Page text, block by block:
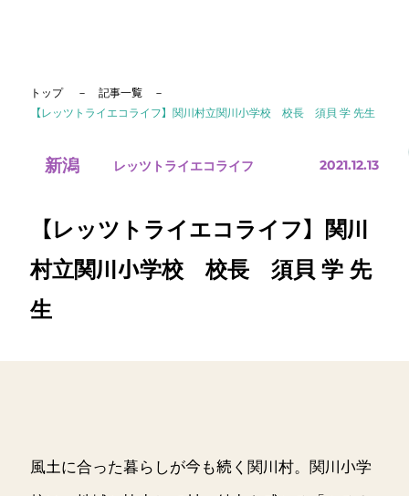
トップ
記事一覧
【レッツトライエコライフ】関川村立関川小学校 校長 須貝 学 先生
新潟 レッツトライエコライフ 2021.12.13
【レッツトライエコライフ】関川
村立関川小学校 校長 須貝 学 先
生
風土に合った暮らしが今も続く関川村。関川小学